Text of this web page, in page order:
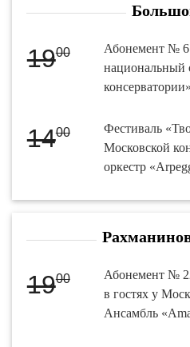
1900
Абонемент № 6
национальный
1400
Фестиваль
Московской
оркестр
1900
Абонемент №
в гостях у
Ансамбль